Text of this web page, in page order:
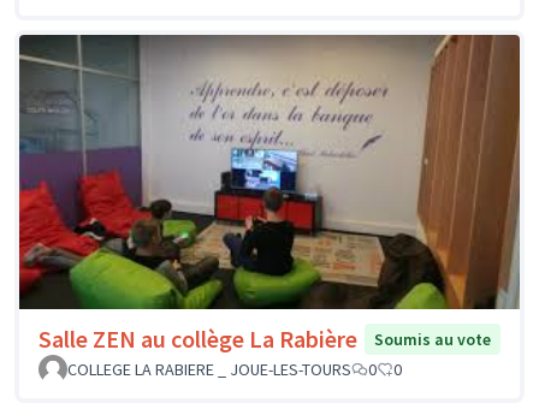
Salle ZEN au collège La Rabière
Soumis au vote
COLLEGE LA RABIERE _ JOUE-LES-TOURS
0 0